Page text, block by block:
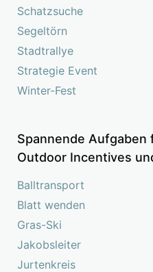
Schatzsuche
Segeltörn
Stadtrallye
Strategie Event
Winter-Fest
Spannende Aufgaben
Outdoor Incentives
Balltransport
Blatt wenden
Gras-Ski
Jakobsleiter
Jurtenkreis